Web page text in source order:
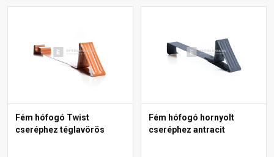
Fém hófogó Twist
cseréphez téglavörös
Fém hófogó hornyolt
cseréphez antracit